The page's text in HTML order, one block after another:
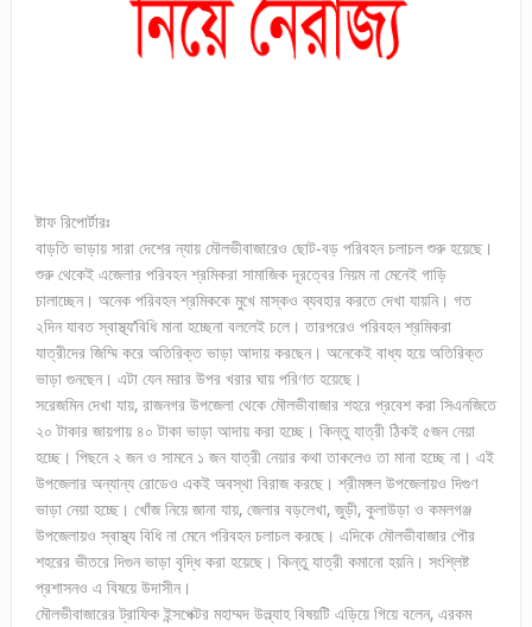
ষ্টাফ রিপোর্টারঃ
বাড়তি ভাড়ায় সারা দেশের ন্যায় মৌলভীবাজারেও ছোট-বড় পরিবহন চলাচল শুরু হয়েছে।
শুরু থেকেই এজেলার পরিবহন শ্রমিকরা সামাজিক দূরত্বের নিয়ম না মেনেই গাড়ি
চালাচ্ছেন। অনেক পরিবহন শ্রমিককে মুখে মাস্কও ব্যবহার করতে দেখা যায়নি। গত
২দিন যাবত স্বাস্থ্য’বিধি মানা হচ্ছেনা বললেই চলে। তারপরেও পরিবহন শ্রমিকরা
যাত্রীদের জিম্মি করে অতিরিক্ত ভাড়া আদায় করছেন। অনেকেই বাধ্য হয়ে অতিরিক্ত
ভাড়া গুনছেন। এটা যেন মরার উপর খরার ঘায় পরিণত হয়েছে।
সরেজমিন দেখা যায়, রাজনগর উপজেলা থেকে মৌলভীবাজার শহরে প্রবেশ করা সিএনজিতে
২০ টাকার জায়গায় ৪০ টাকা ভাড়া আদায় করা হচ্ছে। কিন্তু যাত্রী ঠিকই ৫জন নেয়া
হচ্ছে। পিছনে ২ জন ও সামনে ১ জন যাত্রী নেয়ার কথা তাকলেও তা মানা হচ্ছে না। এই
উপজেলার অন্যান্য রোডেও একই অবস্থা বিরাজ করছে। শ্রীমঙ্গল উপজেলায়ও দিগুণ
ভাড়া নেয়া হচ্ছে। খোঁজ নিয়ে জানা যায়, জেলার বড়লেখা, জুড়ী, কুলাউড়া ও কমলগঞ্জ
উপজেলায়ও স্বাস্থ্য বিধি না মেনে পরিবহন চলাচল করছে। এদিকে মৌলভীবাজার পৌর
শহরের ভীতরে দিগুন ভাড়া বৃদ্ধি করা হয়েছে। কিন্তু যাত্রী কমানো হয়নি। সংশ্লিষ্ট
প্রশাসনও এ বিষয়ে উদাসীন।
মৌলভীবাজারের ট্রাফিক ইন্সপেক্টর মহাম্মদ উল্ল্যাহ বিষয়টি এড়িয়ে গিয়ে বলেন, এরকম